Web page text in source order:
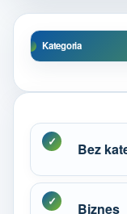
Kategoria
Bez
Biznes